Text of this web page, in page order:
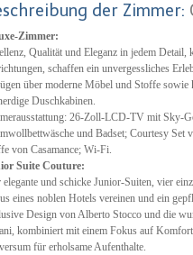
der Zimmer:
Zimmer:
Qualität und Eleganz in jedem
schaffen ein unvergessliches
über moderne Möbel und Stoffe sowie
Duschkabinen.
26-Zoll-LCD-TV mit Sky-
und Badset; Courtesy
von Casamance; Wi-Fi.
Suite Couture:
elegante und schicke Junior-Suiten, vier
eines noblen Hotels vereinen und ein
Design von Alberto Stocco und die
kombiniert mit einem Fokus auf
für erholsame Aufenthalte.